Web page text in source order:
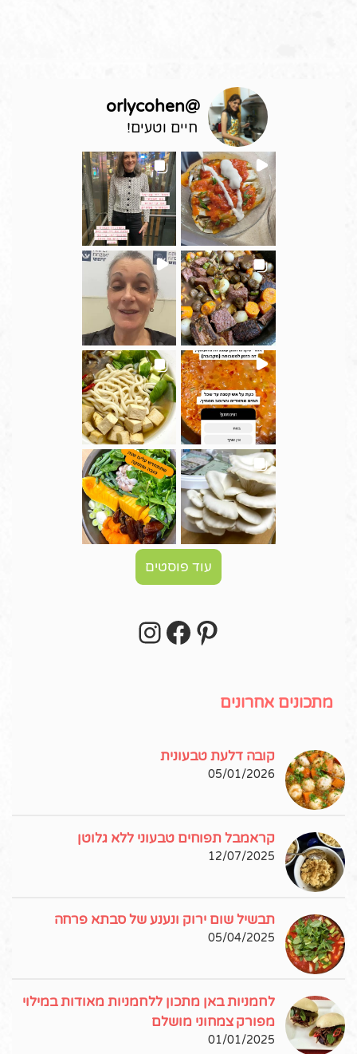
@
orlycohen
חיים וטעים!
עוד פוסטים
Pinterest
Facebook
מתכונים אחרונים
קובה דלעת טבעונית
05/01/2026
קראמבל תפוחים טבעוני ללא גלוטן
12/07/2025
תבשיל שום ירוק ונענע של סבתא פרחה
05/04/2025
לחמניות באן מתכון ללחמניות מאודות במילוי
מפורק צמחוני מושלם
01/01/2025